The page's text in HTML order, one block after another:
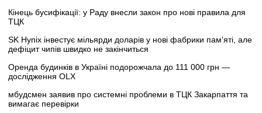
Кінець бусифікації: у Раду внесли закон про нові правила для
ТЦК
SK Hynix інвестує мільярди доларів у нові фабрики пам'яті, але
дефіцит чипів швидко не закінчиться
Оренда будинків в Україні подорожчала до 111 000 грн —
дослідження OLX
мбудсмен заявив про системні проблеми в ТЦК Закарпаття та
вимагає перевірки